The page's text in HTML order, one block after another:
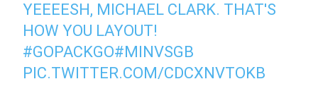
YEEEESH, MICHAEL CLARK. THAT'S
HOW YOU LAYOUT!
#GOPACKGO#MINVSGB
PIC.TWITTER.COM/CDCXNVTOKB